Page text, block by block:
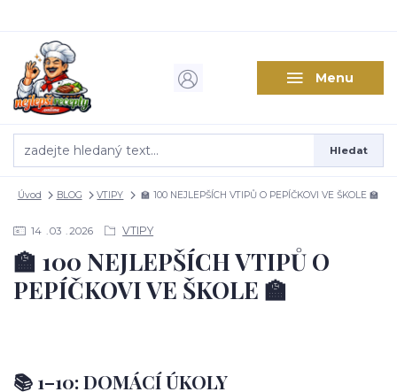
Menu
Hledat
Úvod BLOG VTIPY 🏫 100 NEJLEPŠÍCH VTIPŮ O PEPÍČKOVI VE ŠKOLE 🏫
14 03 2026 VTIPY
🏫 100 NEJLEPŠÍCH VTIPŮ O
PEPÍČKOVI VE ŠKOLE 🏫
📚 1–10: DOMÁCÍ ÚKOLY